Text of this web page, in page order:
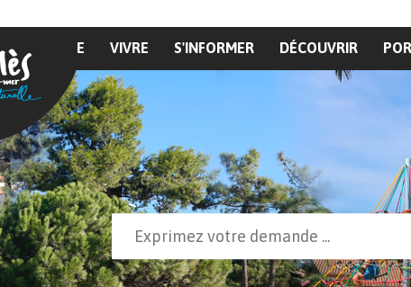
MAIRIE VIVRE S'INFORMER DÉCOUVRIR
Formulaire de recherche